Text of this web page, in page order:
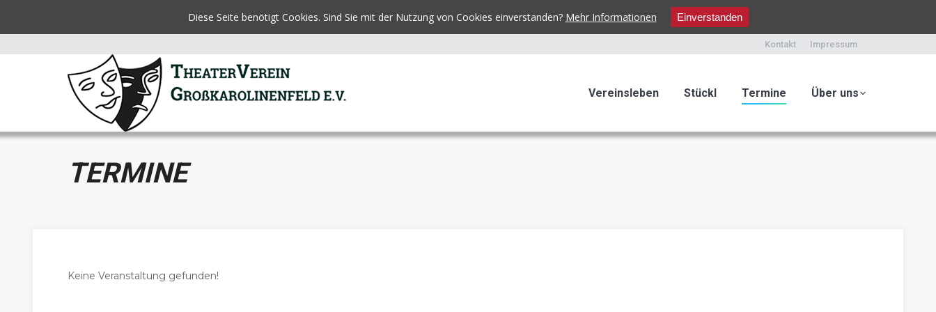
Kontakt Impressum
Vereinsleben Stückl Termine Über uns
TERMINE
Keine Veranstaltung gefunden!
Diese Seite benötigt Cookies. Sind Sie mit der Nutzung von Cookies einverstanden? Mehr Informationen Einverstanden